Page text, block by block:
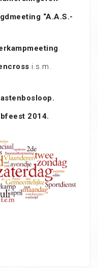
“A.A.S.-
.
i.s.m.
2014.